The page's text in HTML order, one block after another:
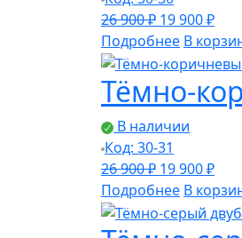
26 900₽ 19 900₽
Подробнее В
Тёмно-
В наличии
Код: 30-31
26 900₽
цена
составляла
26
19 900₽
19
900
Подробнее В